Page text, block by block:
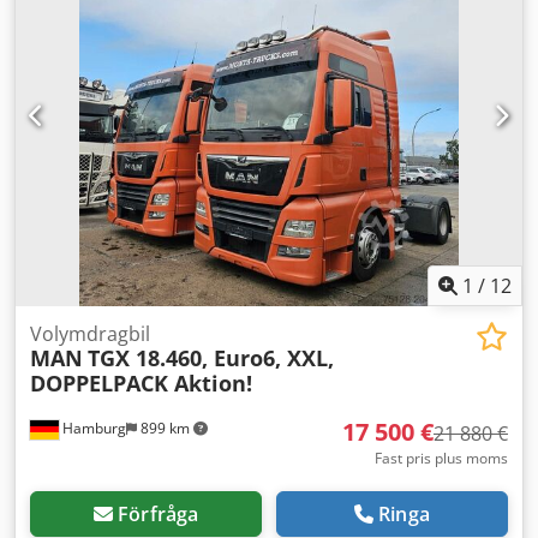
ABS, centrallås, differentialspärr, farthållare, färddator,
lastbilsregistrering, luftkonditionering,
parkeringsvärmare, spoiler, tryckluftsbroms
460 4x2 | Mega dragbil | Automat, Euro 6 |
Parkeringsvärmare, separat parkeringsklimatanläggning |
Kylskåp, klimatanläggning, stolsvärme | Multifunktionsratt,
farthållare | el. fönsterhissar, el. speglar, radio/CD,
separat parkeringsklimatanläggning | Differentialsperr |
Med reservation för felskrivningar, inmatningsfel och
mellanförsäljning. Csdpjzn U Dkofx Aaveha
1 / 12
Hamburg 899 km
Volymdragbil
MAN TGX 18.460, Euro6, XXL,
DOPPELPACK Aktion!
17 500 €21 880 €
Fast pris plus moms
Förfråga Ringa